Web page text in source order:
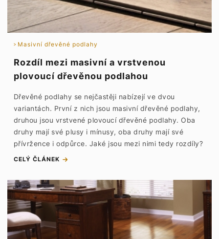
Masivní dřevěné podlahy
Rozdíl mezi masivní a vrstvenou
plovoucí dřevěnou podlahou
Dřevěné podlahy se nejčastěji nabízejí ve dvou
variantách. První z nich jsou masivní dřevěné podlahy,
druhou jsou vrstvené plovoucí dřevěné podlahy. Oba
druhy mají své plusy i mínusy, oba druhy mají své
přívržence i odpůrce. Jaké jsou mezi nimi tedy rozdíly?
CELÝ ČLÁNEK